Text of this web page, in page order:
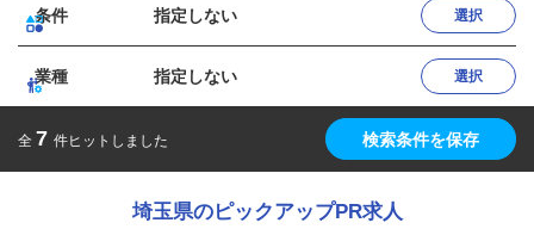
条件 指定しない 選択
業種 指定しない 選択
全 7 件ヒットしました 検索条件を保存
埼玉県のピックアップPR求人